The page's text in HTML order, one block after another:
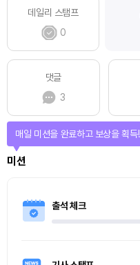
데일리 스탬프
0
댓글
3
미션
매일 미션을 완료하고 보상을 획득!
출석 체크